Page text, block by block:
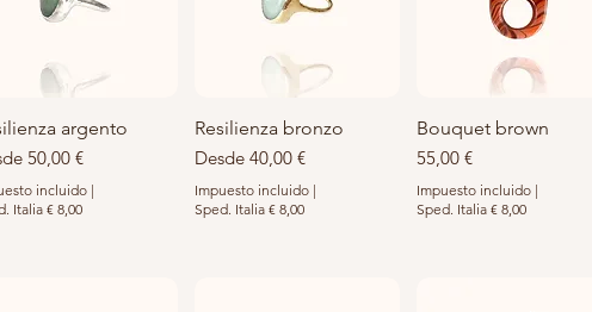
Vista rápida
argento
50,00 €
de oferta
incluido |
Italia € 8,00
Vista rápida
Resilienza bronzo
Desde 40,00 €
Precio de oferta
Impuesto incluido|
Sped. Italia € 8,00
Vista rápida
Bouquet brown
Precio
55,00 €
Impuesto incluido|
Sped. Italia € 8,00